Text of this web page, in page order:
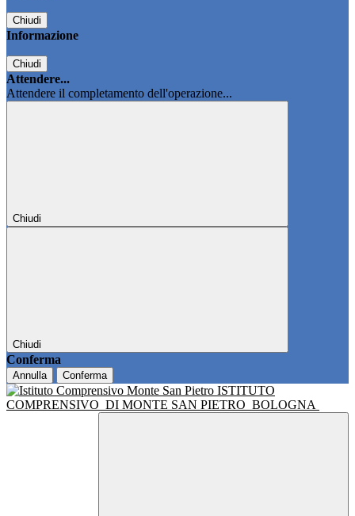
Chiudi
Informazione
Chiudi
Attendere...
Attendere il completamento dell'operazione...
Chiudi
Chiudi
Conferma
Annulla Conferma
ISTITUTO
COMPRENSIVO DI MONTE SAN PIETRO BOLOGNA